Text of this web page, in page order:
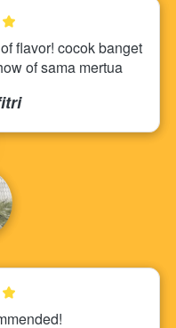
flavor! cocok banget
of sama mertua